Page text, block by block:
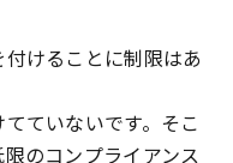
けることに制限はあ
ていないです。そこ
のコンプライアンス